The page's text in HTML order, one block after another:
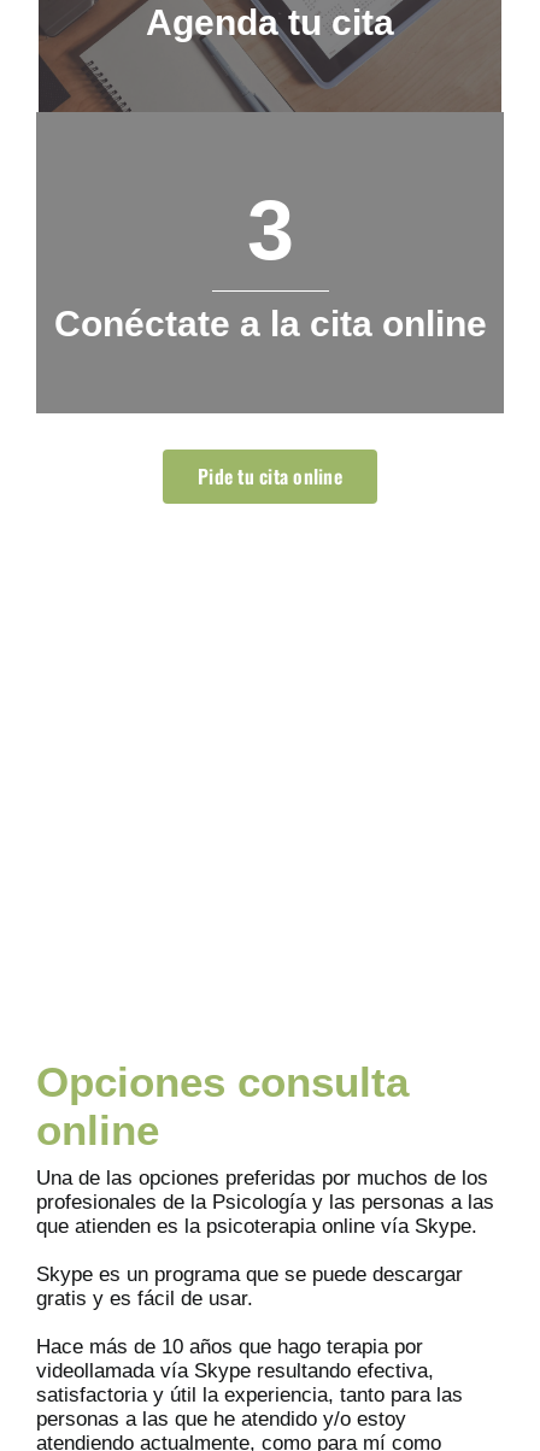
Agenda tu cita
3
Conéctate a la cita online
Pide tu cita online
Opciones consulta
online
Una de las opciones preferidas por muchos de los
profesionales de la Psicología y las personas a las
que atienden es la psicoterapia online vía Skype.
Skype es un programa que se puede descargar
gratis y es fácil de usar.
Hace más de 10 años que hago terapia por
videollamada vía Skype resultando efectiva,
satisfactoria y útil la experiencia, tanto para las
personas a las que he atendido y/o estoy
atendiendo actualmente, como para mí como